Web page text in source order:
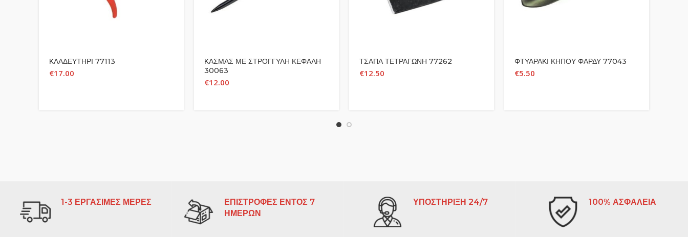
ΚΛΑΔΕΥΤΗΡΙ 77113
€17.00
ΚΑΣΜΑΣ ΜΕ ΣΤΡΟΓΓΥΛΗ ΚΕΦΑΛΗ
30063
€12.00
ΤΣΑΠΑ ΤΕΤΡΑΓΩΝΗ 77262
€12.50
ΦΤΥΑΡΑΚΙ ΚΗΠΟΥ ΦΑΡΔΥ 77043
€5.50
1-3 ΕΡΓΑΣΙΜΕΣ ΜΕΡΕΣ
ΕΠΙΣΤΡΟΦΕΣ ΕΝΤΟΣ 7
ΗΜΕΡΩΝ
ΥΠΟΣΤΗΡΙΞΗ 24/7 100% ΑΣΦΑΛΕΙΑ